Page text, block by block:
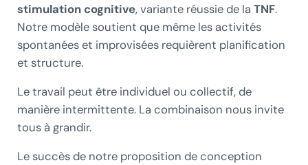
stimulation cognitive, variante réussie de la TNF.
Notre modèle soutient que même les activités
spontanées et improvisées requièrent planification
et structure.
Le travail peut être individuel ou collectif, de
manière intermittente. La combinaison nous invite
tous à grandir.
Le succès de notre proposition de conception